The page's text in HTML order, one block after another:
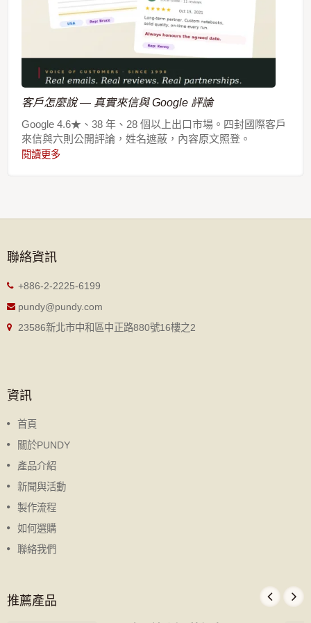
客戶怎麼說 — 真實來信與 Google 評論
Google 4.6★、38 年、28 個以上出口市場。四封國際客戶
來信與六則公開評論，姓名遮蔽，內容原文照登。
閱讀更多
聯絡資訊
+886-2-2225-6199
pundy@pundy.com
23586新北市中和區中正路880號16樓之2
資訊
首頁
關於PUNDY
產品介紹
新聞與活動
製作流程
如何選購
聯絡我們
推薦產品